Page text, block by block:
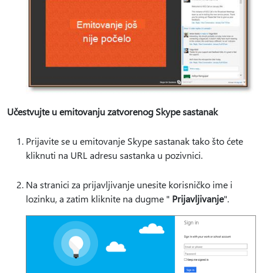
Učestvujte u emitovanju zatvorenog Skype sastanak
Prijavite se u emitovanje Skype sastanak tako što ćete
kliknuti na URL adresu sastanka u pozivnici.
Na stranici za prijavljivanje unesite korisničko ime i
lozinku, a zatim kliknite na dugme " Prijavljivanje".